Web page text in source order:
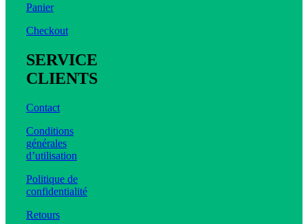
Panier
Checkout
SERVICE
CLIENTS
Contact
Conditions
générales
d’utilisation
Politique de
confidentialité
Retours